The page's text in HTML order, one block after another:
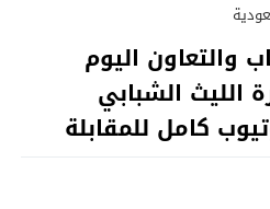
والتعاون اليوم
الليث الشبابي
كامل للمقابلة